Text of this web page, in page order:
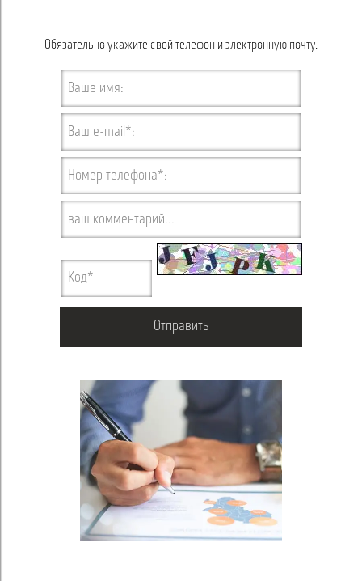
Обязательно укажите свой телефон и электронную почту.